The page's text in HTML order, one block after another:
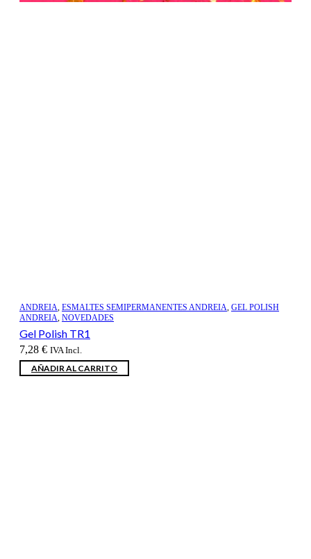
ANDREIA, ESMALTES SEMIPERMANENTES ANDREIA, GEL POLISH
ANDREIA, NOVEDADES
Gel Polish TR1
7,28 € IVA Incl.
AÑADIR AL CARRITO